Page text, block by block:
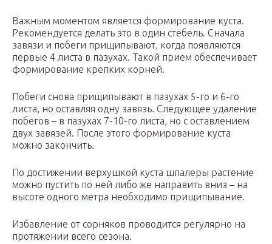
Важным моментом является формирование куста.
Рекомендуется делать это в один стебель. Сначала
завязи и побеги прищипывают, когда появляются
первые 4 листа в пазухах. Такой прием обеспечивает
формирование крепких корней.
Побеги снова прищипывают в пазухах 5-го и 6-го
листа, но оставляя одну завязь. Следующее удаление
побегов – в пазухах 7-10-го листа, но с оставлением
двух завязей. После этого формирование куста
можно закончить.
По достижении верхушкой куста шпалеры растение
можно пустить по ней либо же направить вниз – на
высоте одного метра необходимо прищипывание.
Избавление от сорняков проводится регулярно на
протяжении всего сезона.